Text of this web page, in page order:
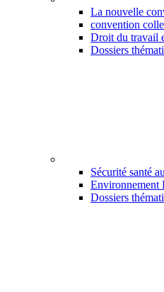
La nouvelle
convention
Droit du travail
Dossiers
Sécurité santé
Environnement
Dossiers